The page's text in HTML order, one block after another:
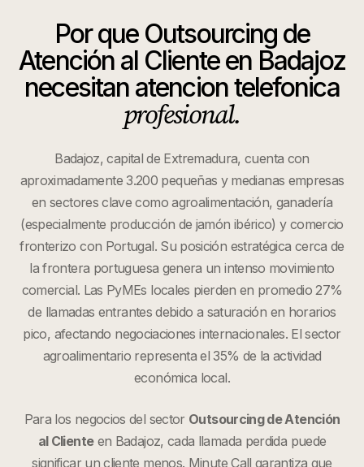
Por que Outsourcing de
Atención al Clienteen Badajoz
necesitan atencion telefonica
profesional.
Badajoz, capital de Extremadura, cuenta con
aproximadamente 3.200 pequeñas y medianas empresas
en sectores clave como agroalimentación, ganadería
(especialmente producción de jamón ibérico) y comercio
fronterizo con Portugal. Su posición estratégica cerca de
la frontera portuguesa genera un intenso movimiento
comercial. Las PyMEs locales pierden en promedio 27%
de llamadas entrantes debido a saturación en horarios
pico, afectando negociaciones internacionales. El sector
agroalimentario representa el 35% de la actividad
económica local.
Para los negocios del sector Outsourcing de Atención
al Clienteen Badajoz, cada llamada perdida puede
significar un cliente menos. Minute Call garantiza que